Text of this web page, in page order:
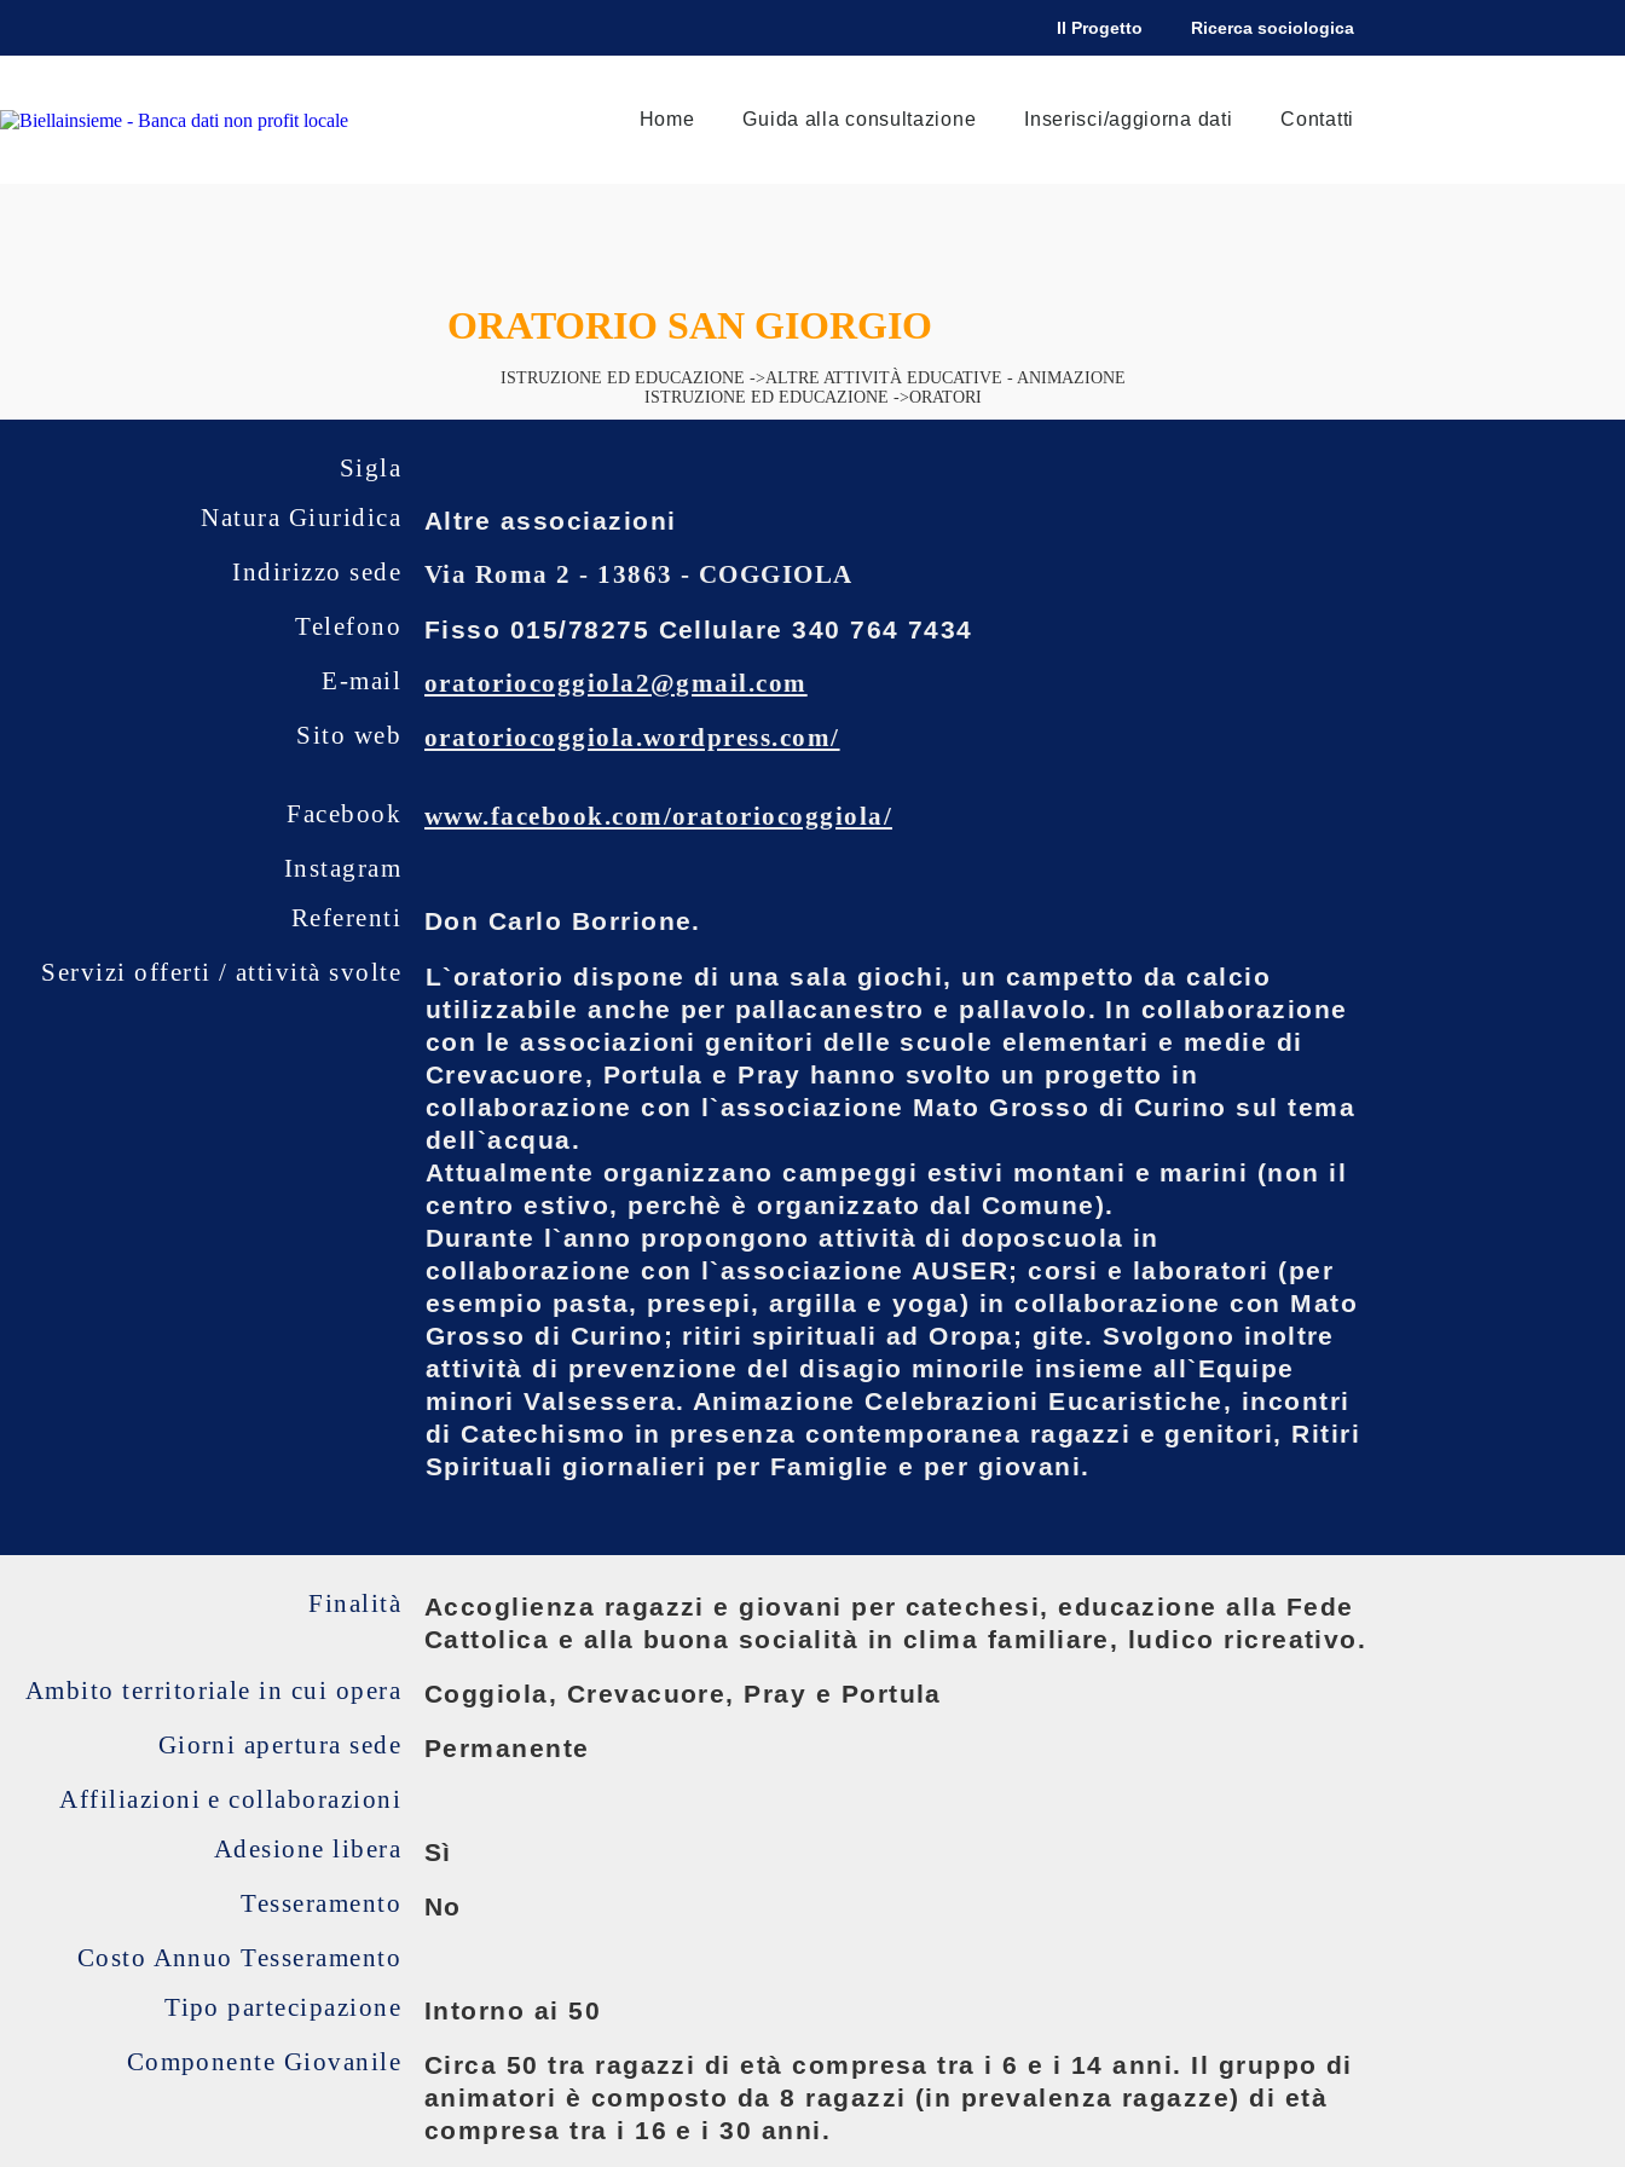
Il Progetto Ricerca sociologica
Home Guida alla consultazione Inserisci/aggiorna dati Contatti
ORATORIO SAN GIORGIO
ISTRUZIONE ED EDUCAZIONE ->ALTRE ATTIVITÀ EDUCATIVE - ANIMAZIONE
ISTRUZIONE ED EDUCAZIONE ->ORATORI
Sigla
Natura Giuridica
Altre associazioni
Indirizzo sede
Via Roma 2 - 13863 - COGGIOLA
Telefono
Fisso 015/78275 Cellulare 340 764 7434
E-mail
oratoriocoggiola2@gmail.com
Sito web
oratoriocoggiola.wordpress.com/
Facebook
www.facebook.com/oratoriocoggiola/
Instagram
Referenti
Don Carlo Borrione.
Servizi offerti / attività svolte
L`oratorio dispone di una sala giochi, un campetto da calcio
utilizzabile anche per pallacanestro e pallavolo. In collaborazione
con le associazioni genitori delle scuole elementari e medie di
Crevacuore, Portula e Pray hanno svolto un progetto in
collaborazione con l`associazione Mato Grosso di Curino sul tema
dell`acqua.
Attualmente organizzano campeggi estivi montani e marini (non il
centro estivo, perchè è organizzato dal Comune).
Durante l`anno propongono attività di doposcuola in
collaborazione con l`associazione AUSER; corsi e laboratori (per
esempio pasta, presepi, argilla e yoga) in collaborazione con Mato
Grosso di Curino; ritiri spirituali ad Oropa; gite. Svolgono inoltre
attività di prevenzione del disagio minorile insieme all`Equipe
minori Valsessera. Animazione Celebrazioni Eucaristiche, incontri
di Catechismo in presenza contemporanea ragazzi e genitori, Ritiri
Spirituali giornalieri per Famiglie e per giovani.
Finalità
Accoglienza ragazzi e giovani per catechesi, educazione alla Fede
Cattolica e alla buona socialità in clima familiare, ludico ricreativo.
Ambito territoriale in cui opera Coggiola, Crevacuore, Pray e Portula
Giorni apertura sede Permanente
Affiliazioni e collaborazioni
Adesione libera
Sì
Tesseramento No
Costo Annuo Tesseramento
Tipo partecipazione
Intorno ai 50
Componente Giovanile
Circa 50 tra ragazzi di età compresa tra i 6 e i 14 anni. Il gruppo di
animatori è composto da 8 ragazzi (in prevalenza ragazze) di età
compresa tra i 16 e i 30 anni.